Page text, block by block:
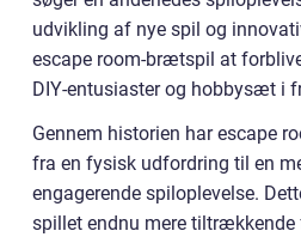
udvikling af nye spil og
escape room-brætspil at
DIY-entusiaster og hobbysæt i
Gennem historien har escape
fra en fysisk udfordring til en
engagerende spiloplevelse.
spillet endnu mere tiltrækkende